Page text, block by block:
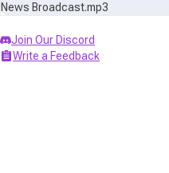
News Broadcast.mp3
Join Our Discord
Write a Feedback